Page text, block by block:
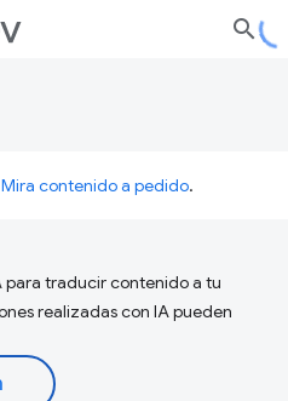
Mira contenido a pedido.
traducir contenido a tu
realizadas con IA pueden